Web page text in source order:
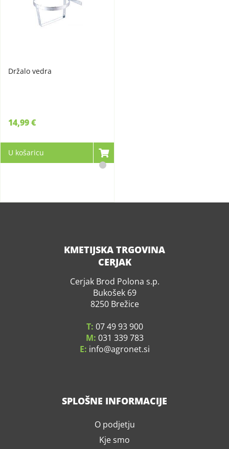
Držalo vedra
14,99 €
U košaricu
KMETIJSKA TRGOVINA
CERJAK
Cerjak Brod Polona s.p.
Bukošek 69
8250 Brežice
T: 07 49 93 900
M: 031 339 783
E: info agronet.si
SPLOŠNE INFORMACIJE
O podjetju
Kje smo